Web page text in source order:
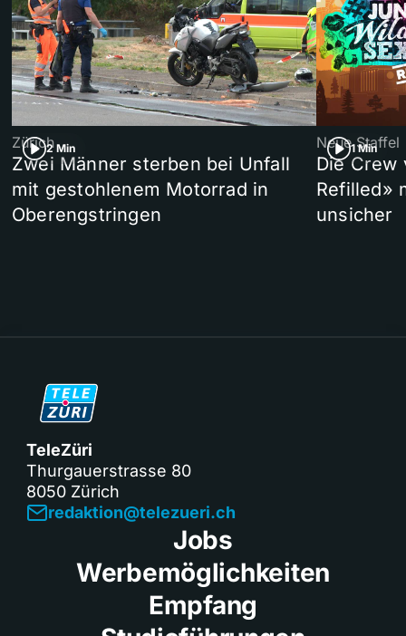
2 Min
Zürich
Zwei Männer sterben bei Unfall
mit gestohlenem Motorrad in
Oberengstringen
1 Min
Neue Staffel
Die Crew
Refilled»
unsicher
TeleZüri
Thurgauerstrasse 80
8050 Zürich
redaktion@telezueri.ch
Jobs
Werbemöglichkeiten
Empfang